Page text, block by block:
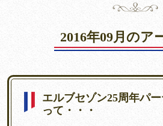
2016年09月のア
エルブセゾン25周年パ
って・・・